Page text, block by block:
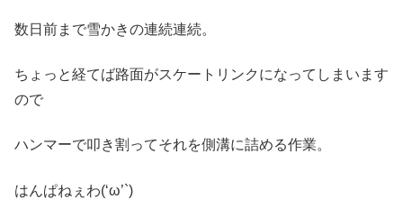
数日前まで雪かきの連続連続。
ちょっと経てば路面がスケートリンクになってしまいます
ので
ハンマーで叩き割ってそれを側溝に詰める作業。
はんぱねぇわ(‘ω’`)